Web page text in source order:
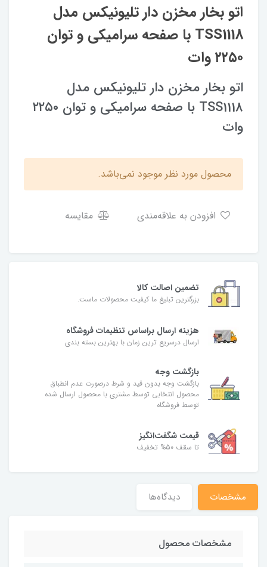
اتو بخار مخزن دار تلیونیکس مدل
TSS1118 با صفحه سرامیکی و توان
۲۲۵۰ وات
اتو بخار مخزن دار تلیونیکس مدل
TSS1118 با صفحه سرامیکی و توان ۲۲۵۰
وات
محصول مورد نظر موجود نمی‌باشد.
مقایسه
تضمین اصالت کالا
بزرگترین تبلیغ ما کیفیت محصولات ماست.
هزینه ارسال براساس تنظیمات فروشگاه
ارسال درسریع ترین زمان با بهترین بسته بندی
بازگشت وجه
بازگشت وجه بدون قید و شرط درصورت عدم انطباق
محصول انتخابی توسط مشتری با محصول ارسال شده
توسط فروشگاه
قیمت شگفت‌انگیز
تا سقف 50% تخفیف
مشخصات دیدگاه‌ها
مشخصات محصول